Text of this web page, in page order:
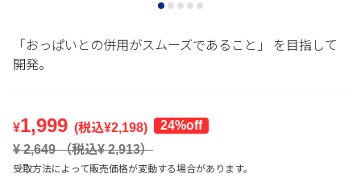
「おっぱいとの併用がスムーズであること」 を目指して
開発。
¥1,999 (税込¥2,198)
24%off
¥ 2,649（税込¥2,913）
受取方法によって販売価格が変動する場合があります。